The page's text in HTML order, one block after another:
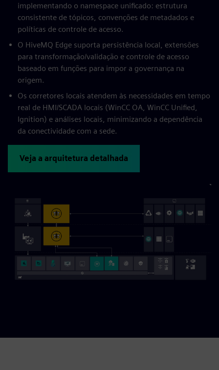
implementando o namespace unificado: estrutura
consistente de tópicos, convenções de metadados e
políticas de controle de acesso.
O HiveMQ Edge suporta persistência local, extensões
para transformação/validação e controle de acesso
baseado em funções para impor a governança na
origem.
Os corretores locais atendem às necessidades em tempo
real de HMI/SCADA locais (WinCC OA, WinCC Unified,
Ignition) e análises locais, minimizando a dependência
da conectividade com a sede.
Veja a arquitetura detalhada